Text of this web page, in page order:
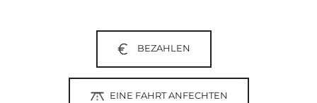
BEZAHLEN
EINE FAHRT ANFECHTEN